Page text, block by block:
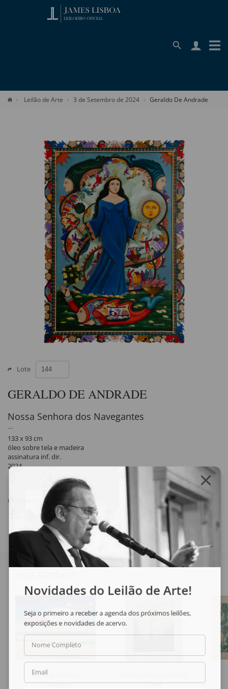
Leilão de Arte 3 de Setembro de 2024 Geraldo De Andrade
Lote
GERALDO DE ANDRADE
Nossa Senhora dos Navegantes
133 x 93 cm
óleo sobre tela e madeira
assinatura inf. dir.
2024
Compartilhar
Aldemir Martins
Paisagem
Torre
Novidades do Leilão de Arte!
Seja o primeiro a receber a agenda dos próximos leilões,
exposições e novidades de acervo.
Nome Completo
Email